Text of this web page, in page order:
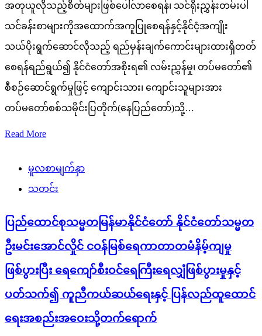
အတုယူလိုသည့်စိတ်များဖြစ်ပေါ်လာစေရန်၊ သင်ရိုးညွှန်းတမ်းပါ
သင်ခန်းစာများကိုအထောက်အကူပြုစေရန်နှင့်နိုင်ငံ့အကျိုး
သယ်ပိုးရွက်ဆောင်လိုသည့် ရည်မှန်းချက်ကောင်းများထားရှိတတ်
စေရန်ရည်ရွယ်၍ နိုင်ငံတော်အစိုးရ၏ လမ်းညွှန်မှု၊ တပ်မတော်၏
စီစဉ်ဆောင်ရွက်မှုဖြင့် ကျောင်းသား၊ ကျောင်းသူများအား
တပ်မတော်စစ်သမိုင်းပြတိုက်(နေပြည်တော်)သို့…
Read More
မူလစာမျက်နှာ
သတင်း
ပြည်ထောင်စုသမ္မတမြန်မာနိုင်ငံတော် နိုင်ငံတော်သမ္မတ
ဦးမင်းအောင်လှိုင် ငဝန်မြစ်ရေကာတာတမံနိမ့်ကျမှု
ဖြစ်ပွားပြီး ရေကျော်စီးဝင်ရေကြီးရေလျှံဖြစ်ပွားမှုနှင့်
ပတ်သက်၍ ကူညီကယ်ဆယ်ရေးနှင့် ပြန်လည်ထူထောင်
ရေးအစည်းအဝေးသို့တက်ရောက်